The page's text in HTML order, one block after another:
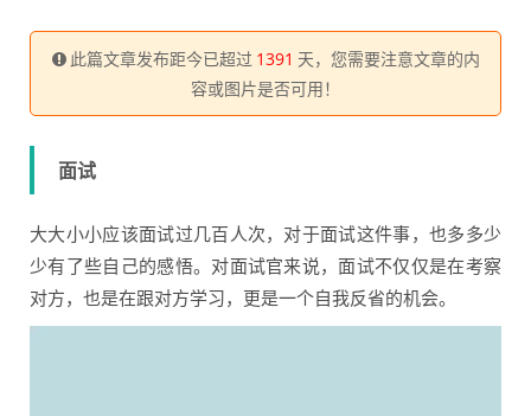
此篇文章发布距今已超过 1391 天，您需要注意文章的内
容或图片是否可用！
面试
大大小小应该面试过几百人次，对于面试这件事，也多多少
少有了些自己的感悟。对面试官来说，面试不仅仅是在考察
对方，也是在跟对方学习，更是一个自我反省的机会。